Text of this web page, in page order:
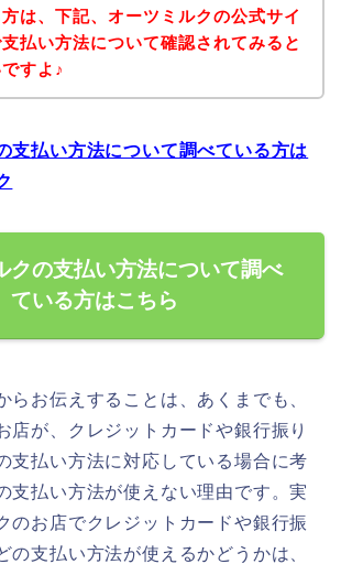
は、下記、オーツミルクの公式サイ
支払い方法について確認されてみると
すよ♪
支払い方法について調べている方は
クの支払い方法について調べ
ている方はこちら
らお伝えすることは、あくまでも、
店が、クレジットカードや銀行振り
支払い方法に対応している場合に考
支払い方法が使えない理由です。実
のお店でクレジットカードや銀行振
の支払い方法が使えるかどうかは、